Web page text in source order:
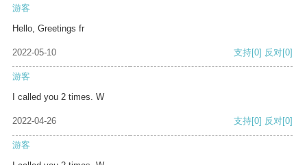
游客
Hello, Greetings fr
2022-05-10 支持[0] 反对[0]
游客
I called you 2 times. W
2022-04-26 支持[0] 反对[0]
游客